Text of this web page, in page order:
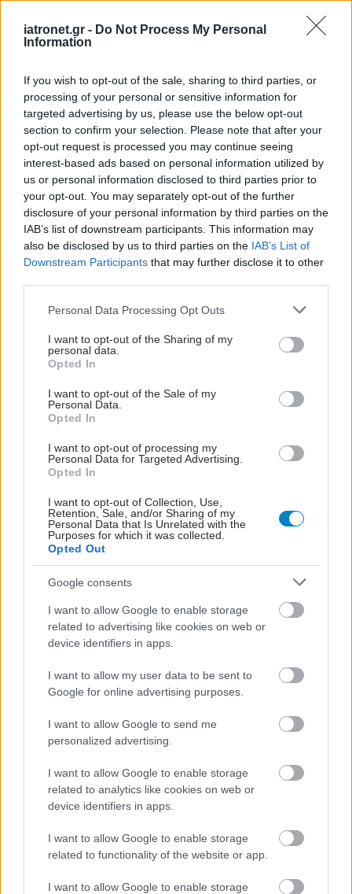
iatronet.gr - Do Not Process My Personal
Information
If you wish to opt-out of the sale, sharing to third parties, or
processing of your personal or sensitive information for
targeted advertising by us, please use the below opt-out
section to confirm your selection. Please note that after your
opt-out request is processed you may continue seeing
interest-based ads based on personal information utilized by
us or personal information disclosed to third parties prior to
your opt-out. You may separately opt-out of the further
disclosure of your personal information by third parties on the
IAB’s list of downstream participants. This information may
also be disclosed by us to third parties on the IAB’s List of
Downstream Participants that may further disclose it to other
Please note that this website/app uses one or more Google
not limited to your visit or usage behaviour. You may click to
grant or deny consent to Google and its third-party tags to
use your data for below specified purposes in below Google
consent section.
Personal Data Processing Opt Outs
I want to opt-out of the Sharing of my
personal data.
Opted In
I want to opt-out of the Sale of my
Personal Data.
Opted In
I want to opt-out of processing my
Personal Data for Targeted Advertising.
Opted In
I want to opt-out of Collection, Use,
Retention, Sale, and/or Sharing of my
Personal Data that Is Unrelated with the
Purposes for which it was collected.
Opted Out
Google consents
I want to allow Google to enable storage
related to advertising like cookies on web or
device identifiers in apps.
I want to allow my user data to be sent to
Google for online advertising purposes.
I want to allow Google to send me
personalized advertising.
I want to allow Google to enable storage
related to analytics like cookies on web or
device identifiers in apps.
I want to allow Google to enable storage
related to functionality of the website or app.
I want to allow Google to enable storage